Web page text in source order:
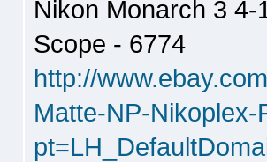
Nikon Monarch 3
Scope - 6774
http://
Matte-NP-